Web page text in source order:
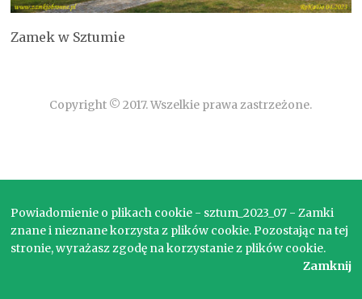
Zamek w Sztumie
Copyright © 2017. Wszelkie prawa zastrzeżone.
Powiadomienie o plikach cookie - sztum_2023_07 - Zamki
znane i nieznane korzysta z plików cookie. Pozostając na tej
stronie, wyrażasz zgodę na korzystanie z plików cookie.
Zamknij